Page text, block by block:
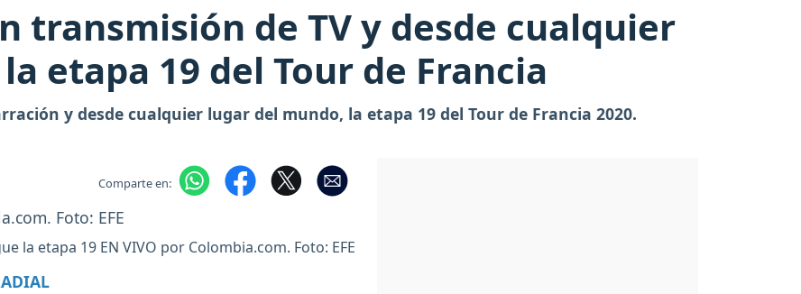
transmisión de TV y desde cualquier
etapa 19 del Tour de Francia
y desde cualquier lugar del mundo, la etapa 19 del Tour de Francia 2020.
Comparte en:
la etapa 19 EN VIVO por Colombia.com. Foto: EFE